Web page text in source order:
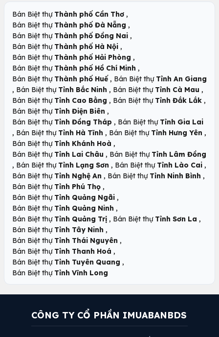
Bán Biệt thự Thành phố Cần Thơ ,
Bán Biệt thự Thành phố Đà Nẵng ,
Bán Biệt thự Thành phố Đồng Nai ,
Bán Biệt thự Thành phố Hà Nội ,
Bán Biệt thự Thành phố Hải Phòng ,
Bán Biệt thự Thành phố Hồ Chí Minh ,
Bán Biệt thự Thành phố Huế , Bán Biệt thự Tỉnh An Giang
, Bán Biệt thự Tỉnh Bắc Ninh , Bán Biệt thự Tỉnh Cà Mau ,
Bán Biệt thự Tỉnh Cao Bằng , Bán Biệt thự Tỉnh Đắk Lắk ,
Bán Biệt thự Tỉnh Điện Biên ,
Bán Biệt thự Tỉnh Đồng Tháp , Bán Biệt thự Tỉnh Gia Lai
, Bán Biệt thự Tỉnh Hà Tĩnh , Bán Biệt thự Tỉnh Hưng Yên ,
Bán Biệt thự Tỉnh Khánh Hoà ,
Bán Biệt thự Tỉnh Lai Châu , Bán Biệt thự Tỉnh Lâm Đồng
, Bán Biệt thự Tỉnh Lạng Sơn , Bán Biệt thự Tỉnh Lào Cai ,
Bán Biệt thự Tỉnh Nghệ An , Bán Biệt thự Tỉnh Ninh Bình ,
Bán Biệt thự Tỉnh Phú Thọ ,
Bán Biệt thự Tỉnh Quảng Ngãi ,
Bán Biệt thự Tỉnh Quảng Ninh ,
Bán Biệt thự Tỉnh Quảng Trị , Bán Biệt thự Tỉnh Sơn La ,
Bán Biệt thự Tỉnh Tây Ninh ,
Bán Biệt thự Tỉnh Thái Nguyên ,
Bán Biệt thự Tỉnh Thanh Hoá ,
Bán Biệt thự Tỉnh Tuyên Quang ,
Bán Biệt thự Tỉnh Vĩnh Long
CÔNG TY CỔ PHẦN IMUABANBDS